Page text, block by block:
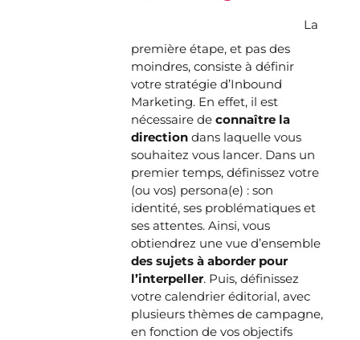
La
première étape, et pas des
moindres, consiste à définir
votre stratégie d’Inbound
Marketing. En effet, il est
nécessaire deconnaître la
direction dans laquelle vous
souhaitez vous lancer. Dans un
premier temps, définissez votre
(ou vos) persona(e) : son
identité, ses problématiques et
ses attentes. Ainsi, vous
obtiendrez une vue d’ensemble
des sujets à aborder pour
l’interpeller. Puis, définissez
votre calendrier éditorial, avec
plusieurs thèmes de campagne,
en fonction de vos objectifs